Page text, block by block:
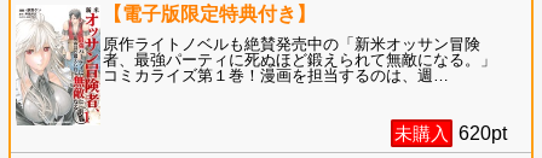
【電子版限定特典付き】
原作ライトノベルも絶賛発売中の「新米オッサン冒険
者、最強パーティに死ぬほど鍛えられて無敵になる。」
コミカライズ第１巻！漫画を担当するのは、週
未購入 620pt